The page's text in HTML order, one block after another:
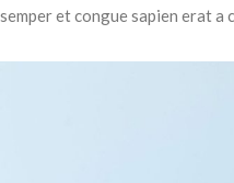
semper et congue sapien erat a